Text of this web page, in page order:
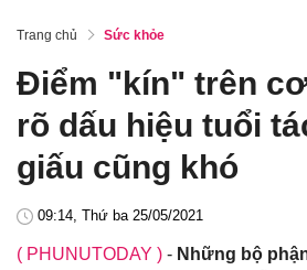
Trang chủ Sức khỏe
Điểm "kín" trên
rõ dấu hiệu tuổi
giấu cũng khó
09:14, Thứ ba 25/05/2021
( PHUNUTODAY ) - Những bộ